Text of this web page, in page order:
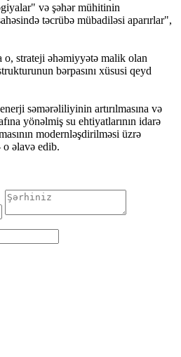
və şəhər mühitinin
təcrübə mübadiləsi aparırlar",
o, strateji əhəmiyyətə malik olan
bərpasını xüsusi qeyd
səmərəliliyinin artırılmasına və
yönəlmiş su ehtiyatlarının idarə
modernləşdirilməsi üzrə
əlavə edib.